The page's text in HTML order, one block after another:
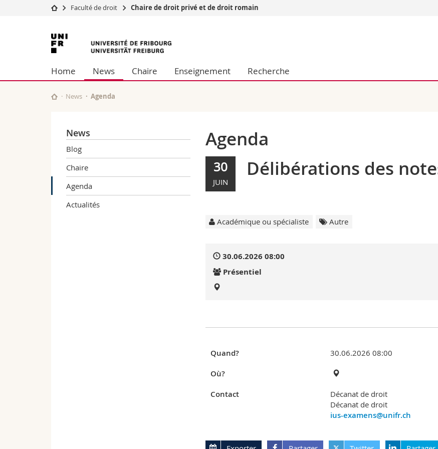
Université
Recherche
Université
Formation continue
Sciences économiques et sociales et management
Lettres et sciences humaines
Faculté de droit Chaire de droit privé et de droit romain
Université
de
Fribourg
Home News Chaire Enseignement Recherche
News Agenda
News
Blog
Chaire
Agenda
Actualités
Agenda
30
JUIN
Délibérations des
Académique ou spécialiste Autre
30.06.2026 08:00
Présentiel
Quand? 30.06.2026 08:00
Où?
Contact
Décanat de droit
Décanat de droit
ius-examens@unifr.ch